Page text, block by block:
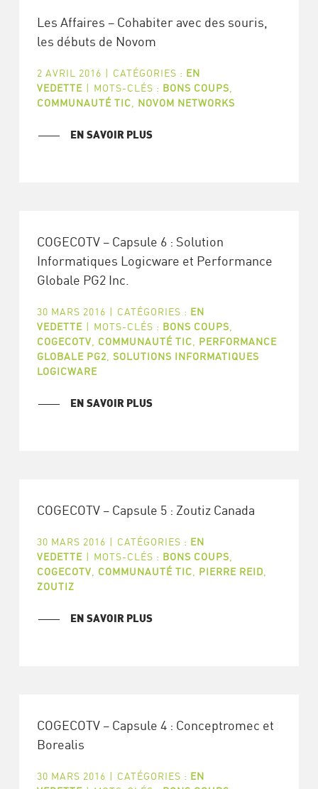
Les Affaires – Cohabiter avec des souris,
les débuts de Novom
2 AVRIL 2016 | CATÉGORIES : EN
VEDETTE | MOTS-CLÉS : BONS COUPS
COMMUNAUTÉ TIC
NOVOM NETWORKS
EN SAVOIR PLUS
COGECOTV – Capsule 6 : Solution
Informatiques Logicware et Performance
Globale PG2 Inc.
30 MARS 2016 | CATÉGORIES : EN
VEDETTE | MOTS-CLÉS : BONS COUPS
COGECOTV
COMMUNAUTÉ TIC
PERFORMANCE
GLOBALE PG2 SOLUTIONS INFORMATIQUES
LOGICWARE
EN SAVOIR PLUS
COGECOTV – Capsule 5 : Zoutiz Canada
30 MARS 2016 | CATÉGORIES : EN
VEDETTE | MOTS-CLÉS : BONS COUPS
COGECOTV
COMMUNAUTÉ TIC PIERRE REID
ZOUTIZ
EN SAVOIR PLUS
COGECOTV – Capsule 4 : Conceptromec et
Borealis
30 MARS 2016 | CATÉGORIES : EN